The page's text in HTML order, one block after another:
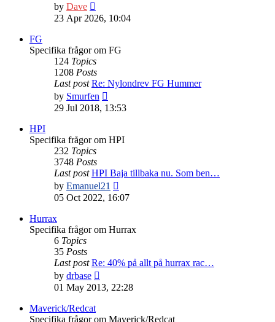
by Dave
the
23 Apr 2026, 10:04
FG
Specifika frågor om FG
124 Topics
1208 Posts
Last post Re: Nylondrev FG Hummer
by Smurfen
the
29 Jul 2018, 13:53
HPI
Specifika frågor om HPI
232 Topics
3748 Posts
Last post HPI Baja tillbaka nu. Som ben…
by Emanuel21
the
05 Oct 2022, 16:07
Hurrax
Specifika frågor om Hurrax
6 Topics
35 Posts
Last post Re: 40% på allt på hurrax rac…
by drbase
the
01 May 2013, 22:28
Maverick/Redcat
Specifika frågor om Maverick/Redcat